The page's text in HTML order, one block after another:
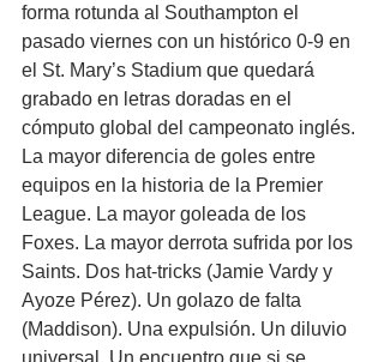
forma rotunda al Southampton el
pasado viernes con un histórico 0-9 en
el St. Mary’s Stadium que quedará
grabado en letras doradas en el
cómputo global del campeonato inglés.
La mayor diferencia de goles entre
equipos en la historia de la Premier
League. La mayor goleada de los
Foxes. La mayor derrota sufrida por los
Saints. Dos hat-tricks (Jamie Vardy y
Ayoze Pérez). Un golazo de falta
(Maddison). Una expulsión. Un diluvio
universal. Un encuentro que si se